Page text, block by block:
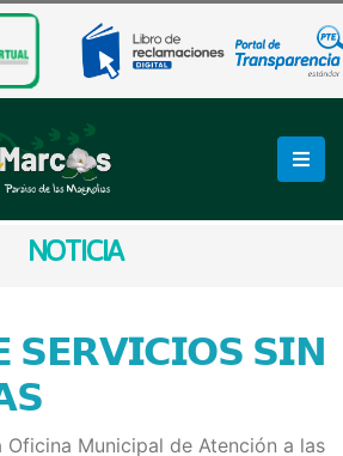
NOTICIA
𝗦𝗘𝗥𝗩𝗜𝗖𝗜𝗢𝗦 𝗦𝗜𝗡
Municipal de Atención a las